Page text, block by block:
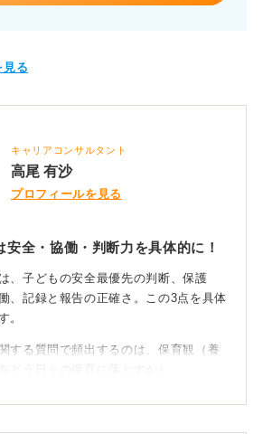
見る
キャリアコンサルタント
高尾 有沙
プロフィールを見る
安全・協働・判断力を具体的に！
、子どもの安全最優先の判断、保護
、記録と報告の正確さ。この3点を具体
。
する質問で頻出するのは、保育観（養
どう日々の保育に落とすか）